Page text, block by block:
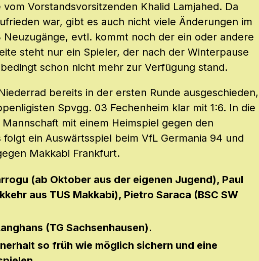
vom Vorstandsvorsitzenden Khalid Lamjahed. Da
war, gibt es auch nicht viele Änderungen im
Neuzugänge, evtl. kommt noch der ein oder andere
steht nur ein Spieler, der nach der Winterpause
schon nicht mehr zur Verfügung stand.
bereits in der ersten Runde ausgeschieden,
Spvgg. 03 Fechenheim klar mit 1:6. In die
mit einem Heimspiel gegen den
folgt ein Auswärtsspiel beim VfL Germania 94 und
Makkabi Frankfurt.
(ab Oktober aus der eigenen Jugend), Paul
aus TUS Makkabi), Pietro Saraca (BSC SW
(TG Sachsenhausen).
so früh wie möglich sichern und eine